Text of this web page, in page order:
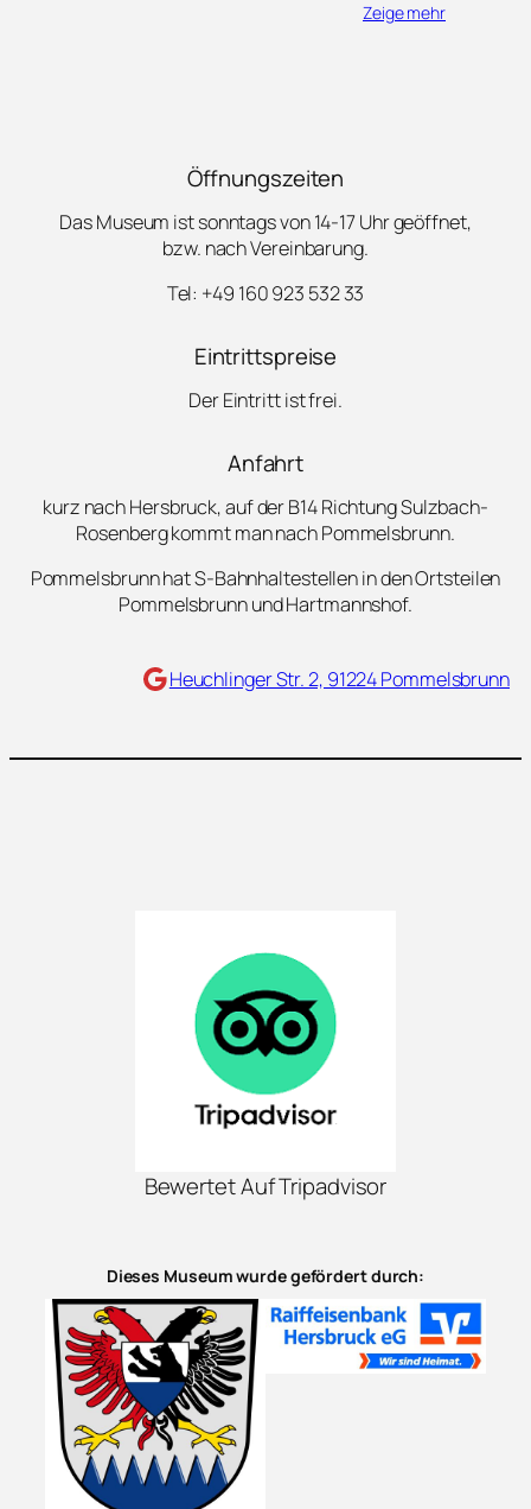
Zeige mehr
Öffnungszeiten
Das Museum ist sonntags von 14-17 Uhr geöffnet,
bzw. nach Vereinbarung.
Tel: +49 160 923 532 33
Eintrittspreise
Der Eintritt ist frei.
Anfahrt
kurz nach Hersbruck, auf der B14 Richtung Sulzbach-
Rosenberg kommt man nach Pommelsbrunn.
Pommelsbrunn hat S-Bahnhaltestellen in den Ortsteilen
Pommelsbrunn und Hartmannshof.
Maps Heuchlinger Str. 2, 91224 Pommelsbrunn
Bewertet Auf Tripadvisor
Dieses Museum wurde gefördert durch: